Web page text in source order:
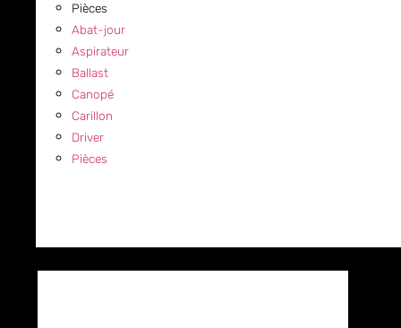
Pièces
Abat-jour
Aspirateur
Ballast
Canopé
Carillon
Driver
Pièces